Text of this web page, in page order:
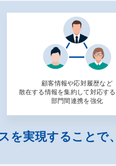
顧客情報や応対履歴など
散在する情報を集約して対応す
部門間連携を強化
を実現することで